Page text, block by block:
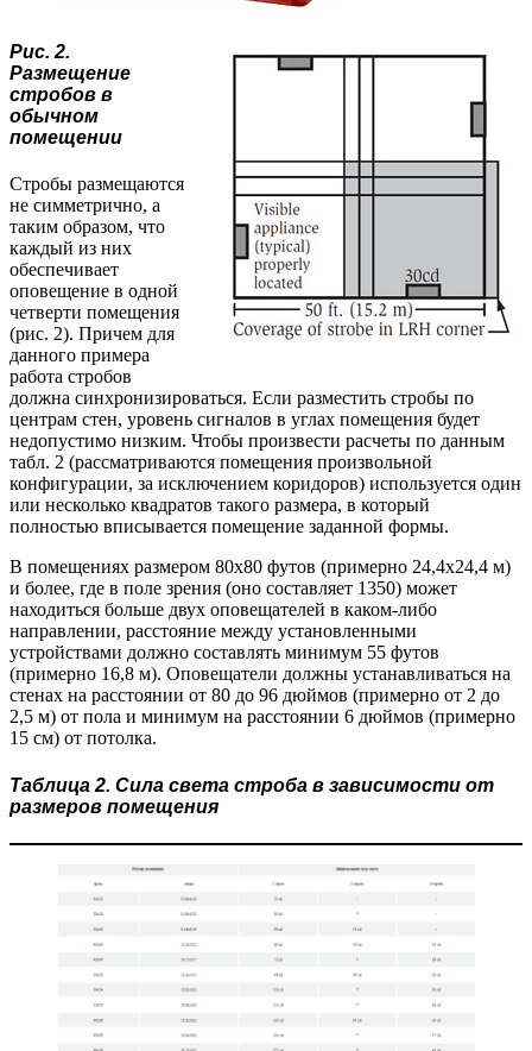
Рис. 2.
Размещение
стробов в
обычном
помещении
Стробы размещаются
не симметрично, а
таким образом, что
каждый из них
обеспечивает
оповещение в одной
четверти помещения
(рис. 2). Причем для
данного примера
работа стробов
должна синхронизироваться. Если разместить стробы по
центрам стен, уровень сигналов в углах помещения будет
недопустимо низким. Чтобы произвести расчеты по данным
табл. 2 (рассматриваются помещения произвольной
конфигурации, за исключением коридоров) используется один
или несколько квадратов такого размера, в который
полностью вписывается помещение заданной формы.
В помещениях размером 80х80 футов (примерно 24,4х24,4 м)
и более, где в поле зрения (оно составляет 1350) может
находиться больше двух оповещателей в каком-либо
направлении, расстояние между установленными
устройствами должно составлять минимум 55 футов
(примерно 16,8 м). Оповещатели должны устанавливаться на
стенах на расстоянии от 80 до 96 дюймов (примерно от 2 до
2,5 м) от пола и минимум на расстоянии 6 дюймов (примерно
15 см) от потолка.
Таблица 2. Сила света строба в зависимости от
размеров помещения